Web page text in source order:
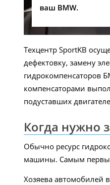
ваш BMW.
Техцентр SportKB
дефектовку, замену
гидрокомпенсаторов
компенсаторами
подуставших
Когда нужно
Обычно ресурс
машины. Самым первым
Хозяева автомобилей